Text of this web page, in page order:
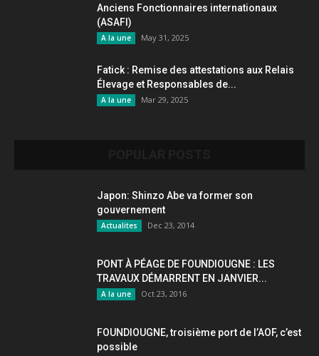
Anciens Fonctionnaires internationaux
(ASAFI)
A la une May 31, 2025
Fatick : Remise des attestations aux Relais
Élevage et Responsables de...
A la une Mar 29, 2025
Japon: Shinzo Abe va former son
gouvernement
Actualites Dec 23, 2014
PONT À PÉAGE DE FOUNDIOUGNE : LES
TRAVAUX DÉMARRENT EN JANVIER...
A la une Oct 23, 2016
FOUNDIOUGNE, troisième port de l’AOF, c’est
possible